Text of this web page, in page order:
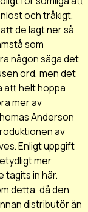
och tråkigt.
de lagt ner så
som
någon säga det
ord, men det
att helt hoppa
mer av
Anderson
av
Enligt uppgift
mer
tagits in här.
detta, då den
distributör än